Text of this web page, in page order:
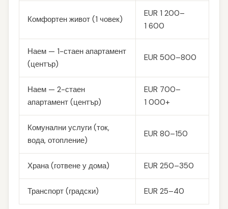
Комфортен живот (1 човек)
EUR 1 200–
1 600
Наем — 1-стаен апартамент
(център)
EUR 500–800
Наем — 2-стаен
апартамент (център)
EUR 700–
1 000+
Комунални услуги (ток,
вода, отопление)
EUR 80–150
Храна (готвене у дома) EUR 250–350
Транспорт (градски) EUR 25–40